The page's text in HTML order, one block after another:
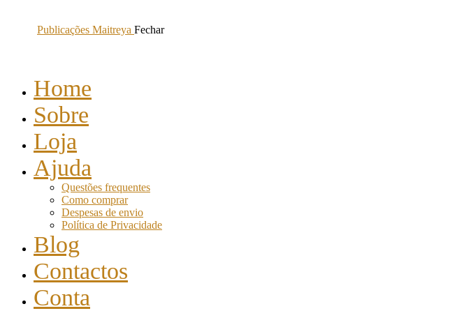
Publicações Maitreya Fechar
Home
Sobre
Loja
Ajuda
Questões frequentes
Como comprar
Despesas de envio
Política de Privacidade
Blog
Contactos
Conta